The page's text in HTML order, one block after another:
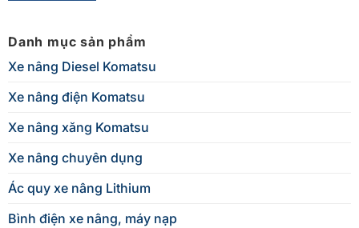
Danh mục sản phẩm
Xe nâng Diesel Komatsu
Xe nâng điện Komatsu
Xe nâng xăng Komatsu
Xe nâng chuyên dụng
Ác quy xe nâng Lithium
Bình điện xe nâng, máy nạp